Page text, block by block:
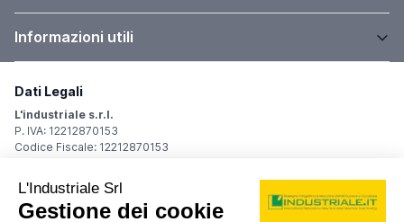
Informazioni utili
Dati Legali
L'industriale s.r.l.
P. IVA: 12212870153
Codice Fiscale: 12212870153
Sede Legale
Via Carlo Dolci, 32